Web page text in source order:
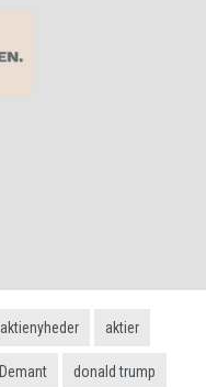
aktienyheder aktier
Demant donald trump